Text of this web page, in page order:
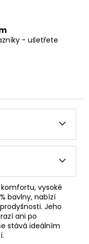
- ušetřete
vysoké
bavlny, nabízí
Jeho
ani po
stává ideálním